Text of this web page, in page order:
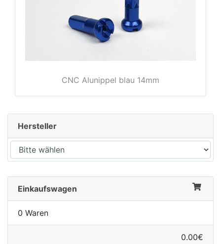
CNC Alunippel blau 14mm
Hersteller
Einkaufswagen
0 Waren
0.00€